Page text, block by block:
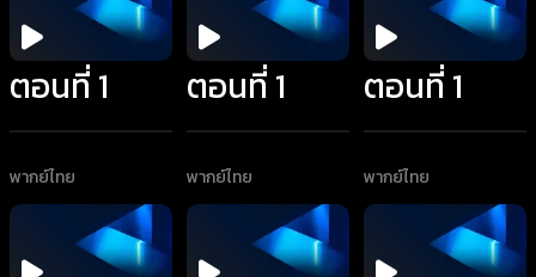
ตอนที่ 1
พากย์ไทย
ตอนที่ 1
พากย์ไทย
ตอนที่ 1
พากย์ไทย